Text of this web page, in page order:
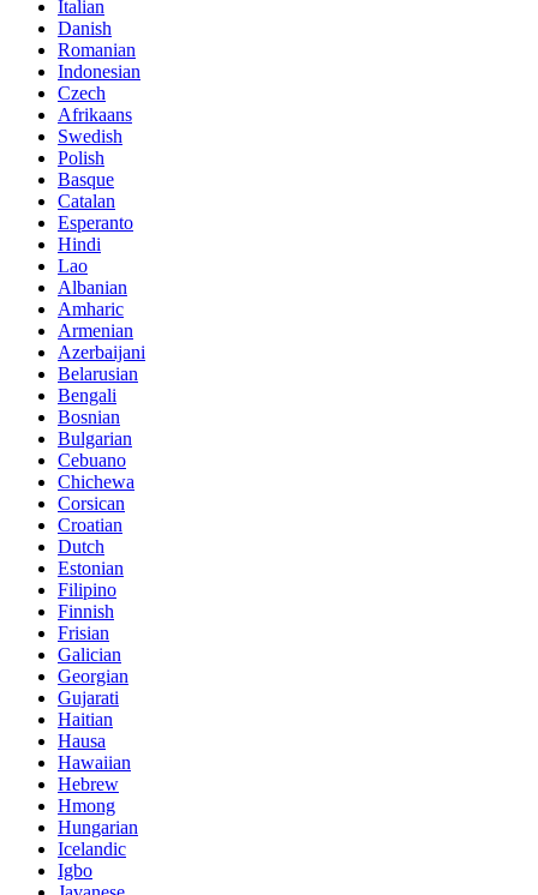
Italian
Danish
Romanian
Indonesian
Czech
Afrikaans
Swedish
Polish
Basque
Catalan
Esperanto
Hindi
Lao
Albanian
Amharic
Armenian
Azerbaijani
Belarusian
Bengali
Bosnian
Bulgarian
Cebuano
Chichewa
Corsican
Croatian
Dutch
Estonian
Filipino
Finnish
Frisian
Galician
Georgian
Gujarati
Haitian
Hausa
Hawaiian
Hebrew
Hmong
Hungarian
Icelandic
Igbo